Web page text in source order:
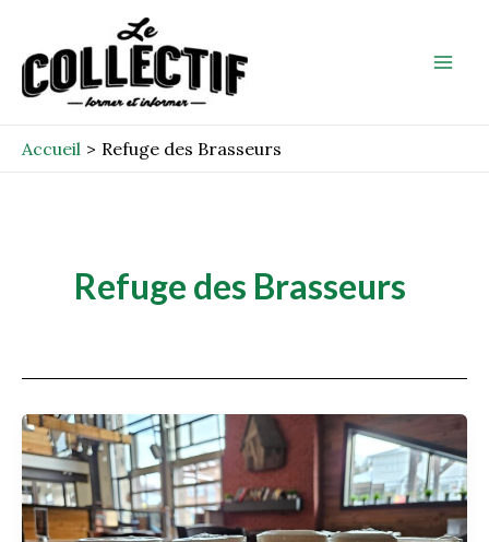
contenu
Accueil Refuge des Brasseurs
Refuge des Brasseurs